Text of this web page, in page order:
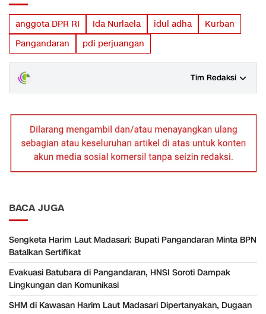
anggota DPR RI Ida Nurlaela idul adha
Kurban
Pangandaran
pdi perjuangan
Tim Redaksi
BACA JUGA
Sengketa Harim Laut Madasari: Bupati Pangandaran Minta BPN
Batalkan Sertifikat
Evakuasi Batubara di Pangandaran, HNSI Soroti Dampak
Lingkungan dan Komunikasi
SHM di Kawasan Harim Laut Madasari Dipertanyakan, Dugaan